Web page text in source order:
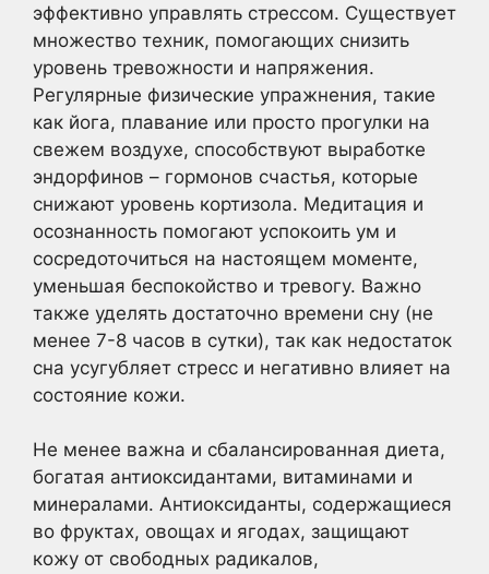
эффективно управлять стрессом. Существует
множество техник, помогающих снизить
уровень тревожности и напряжения.
Регулярные физические упражнения, такие
как йога, плавание или просто прогулки на
свежем воздухе, способствуют выработке
эндорфинов – гормонов счастья, которые
снижают уровень кортизола. Медитация и
осознанность помогают успокоить ум и
сосредоточиться на настоящем моменте,
уменьшая беспокойство и тревогу. Важно
также уделять достаточно времени сну (не
менее 7-8 часов в сутки), так как недостаток
сна усугубляет стресс и негативно влияет на
состояние кожи.
Не менее важна и сбалансированная диета,
богатая антиоксидантами, витаминами и
минералами. Антиоксиданты, содержащиеся
во фруктах, овощах и ягодах, защищают
кожу от свободных радикалов,